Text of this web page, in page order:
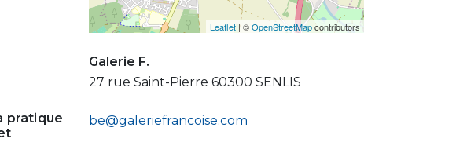
Leaflet | ©OpenStreetMapcontributors
Galerie F.
27 rue Saint-Pierre 60300 SENLIS
be@galeriefrancoise.com
pratique